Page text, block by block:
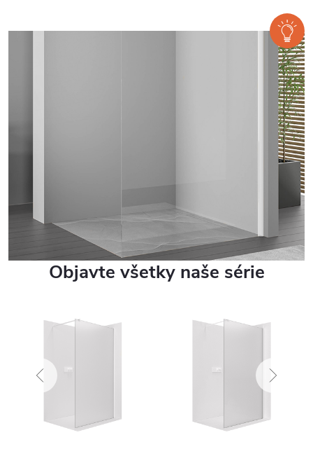
Objavte všetky naše série